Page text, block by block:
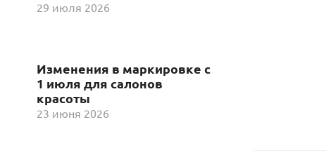
29 июля 2026
Изменения в маркировке с
1 июля для салонов
красоты
23 июня 2026